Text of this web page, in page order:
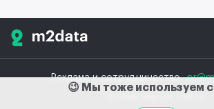
Реклама и сотрудничество
😉 Мы тоже используем